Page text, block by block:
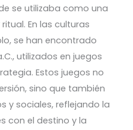
se utilizaba como una
En las culturas
se han encontrado
utilizados en juegos
Estos juegos no
sino que también
y sociales, reflejando la
con el destino y la